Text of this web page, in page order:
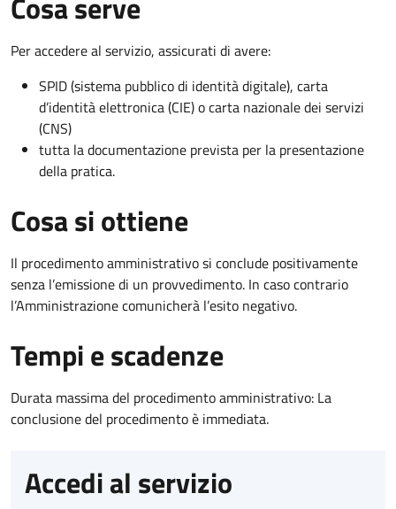
Per accedere al servizio, assicurati di avere:
SPID (sistema pubblico di identità digitale), carta
d’identità elettronica (CIE) o carta nazionale dei servizi
(CNS)
tutta la documentazione prevista per la presentazione
della pratica.
Cosa si ottiene
Il procedimento amministrativo si conclude positivamente
senza l’emissione di un provvedimento. In caso contrario
l’Amministrazione comunicherà l’esito negativo.
Tempi e scadenze
Durata massima del procedimento amministrativo: La
conclusione del procedimento è immediata.
Accedi al servizio